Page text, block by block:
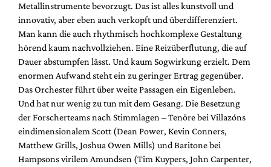
Metallinstrumente bevorzugt. Das ist alles kunstvoll und
innovativ, aber eben auch verkopft und überdifferenziert.
Man kann die auch rhythmisch hochkomplexe Gestaltung
hörend kaum nachvollziehen. Eine Reizüberflutung, die auf
Dauer abstumpfen lässt. Und kaum Sogwirkung erzielt. Dem
enormen Aufwand steht ein zu geringer Ertrag gegenüber.
Das Orchester führt über weite Passagen ein Eigenleben.
Und hat nur wenig zu tun mit dem Gesang. Die Besetzung
der Forscherteams nach Stimmlagen – Tenöre bei Villazóns
eindimensionalem Scott (Dean Power, Kevin Conners,
Matthew Grills, Joshua Owen Mills) und Baritone bei
Hampsons virilem Amundsen (Tim Kuypers, John Carpenter,